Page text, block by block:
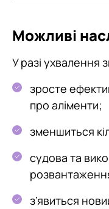
Можливі
У разі ухвалення
зросте
про аліменти;
зменшиться
судова та
з’явиться